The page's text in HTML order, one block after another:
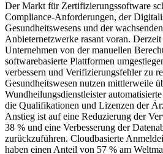
Der Markt für Zertifizierungssoftware
Compliance-Anforderungen, der
Gesundheitswesens und der
Anbieternetzwerke rasant voran.
Unternehmen von der manuellen
softwarebasierte Plattformen
verbessern und Verifizierungsfehler zu
Gesundheitswesen nutzen mittlerweile
Wundheilungsdienstleister
die Qualifikationen und Lizenzen der
Anstieg ist auf eine Reduzierung der
38 % und eine Verbesserung der
zurückzuführen. Cloudbasierte
haben einen Anteil von 57 % am